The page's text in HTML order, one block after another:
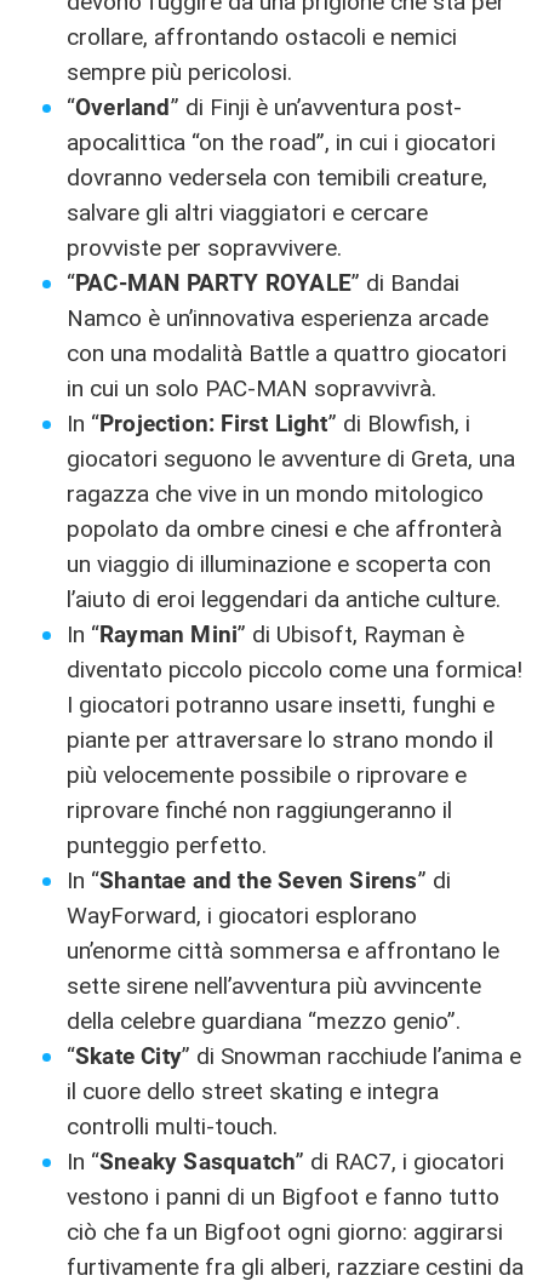
crollare, affrontando ostacoli e nemici
sempre più pericolosi.
“Overland” di Finji è un’avventura post-
apocalittica “on the road”, in cui i giocatori
dovranno vedersela con temibili creature,
salvare gli altri viaggiatori e cercare
provviste per sopravvivere.
“PAC-MAN PARTY ROYALE” di Bandai
Namco è un’innovativa esperienza arcade
con una modalità Battle a quattro giocatori
in cui un solo PAC-MAN sopravvivrà.
In “Projection: First Light” di Blowfish, i
giocatori seguono le avventure di Greta, una
ragazza che vive in un mondo mitologico
popolato da ombre cinesi e che affronterà
un viaggio di illuminazione e scoperta con
l’aiuto di eroi leggendari da antiche culture.
In “Rayman Mini” di Ubisoft, Rayman è
diventato piccolo piccolo come una formica!
I giocatori potranno usare insetti, funghi e
piante per attraversare lo strano mondo il
più velocemente possibile o riprovare e
riprovare finché non raggiungeranno il
punteggio perfetto.
In “Shantae and the Seven Sirens” di
WayForward, i giocatori esplorano
un’enorme città sommersa e affrontano le
sette sirene nell’avventura più avvincente
della celebre guardiana “mezzo genio”.
“Skate City” di Snowman racchiude l’anima e
il cuore dello street skating e integra
controlli multi-touch.
In “Sneaky Sasquatch” di RAC7, i giocatori
vestono i panni di un Bigfoot e fanno tutto
ciò che fa un Bigfoot ogni giorno: aggirarsi
furtivamente fra gli alberi, razziare cestini da